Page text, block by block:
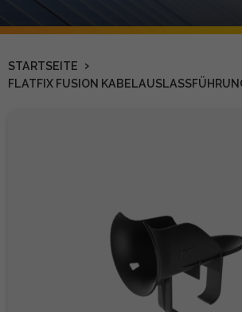
STARTSEITE ›
FLATFIX FUSION